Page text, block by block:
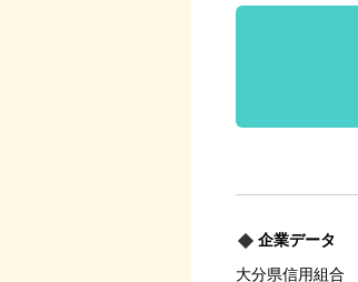
企業データ
大分県信用組合